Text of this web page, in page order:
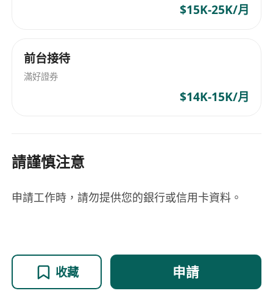
$15K-25K/月
前台接待
滿好證券
$14K-15K/月
請謹慎注意
申請工作時，請勿提供您的銀行或信用卡資料。
收藏 申請